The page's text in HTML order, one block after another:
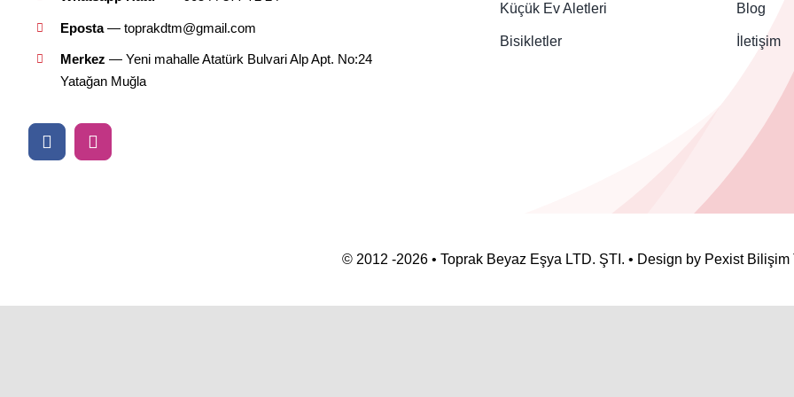
Eposta— toprakdtm@gmail.com
Merkez — Yeni mahalle Atatürk Bulvari Alp Apt. No:24
Yatağan Muğla
Küçük Ev Aletleri
Bisikletler
Blog
İletişim
© 2012 -2026 • Toprak Beyaz Eşya LTD. ŞTI. • Design by Pexist Bilişim